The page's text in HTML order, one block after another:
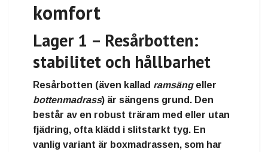
komfort
Lager 1 – Resårbotten:
stabilitet och hållbarhet
Resårbotten (även kallad ramsäng eller
bottenmadrass) är sängens grund. Den
består av en robust träram med eller utan
fjädring, ofta klädd i slitstarkt tyg. En
vanlig variant är boxmadrassen, som har